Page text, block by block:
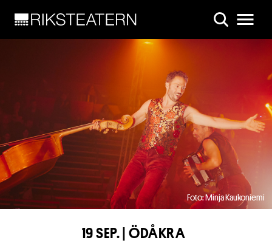
Foto: Minja Kaukoniemi
19 SEP. | ÖDÅKRA